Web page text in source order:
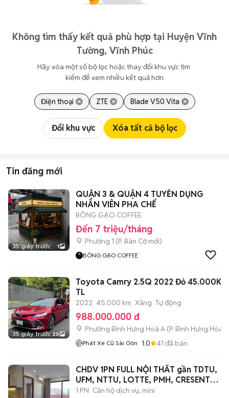
Không tìm thấy kết quả phù hợp tại Huyện Vĩnh
Tường, Vĩnh Phúc
Hãy xóa một số bộ lọc hoặc thay đổi khu vực tìm
kiếm để xem nhiều kết quả hơn
Điện thoại ZTE Blade V50 Vita
Đổi khu vực Xóa tất cả bộ lọc
Tin đăng mới
35 giây trước 1
QUẬN 3 & QUẬN 4 TUYỂN DỤNG
NHÂN VIÊN PHA CHẾ
BÔNG GẠO COFFEE
Đến 7 triệu/tháng
Phường 1 (P. Bàn Cờmới)
BÔNG GẠO COFFEE
35 giây trước 20
Toyota Camry 2.5Q 2022 Đỏ 45.000KM
TL
2022 45.000 km Xăng Tự động
988.000.000 đ
Phường Bình Hưng Hoà A (P. Bình Hưng Hòa
Phát Xe Cũ Sài Gòn 1.0 41 đã bán
CHDV 1PN FULL NỘI THẤT gần TDTU,
UFM, NTTU, LOTTE, PMH, CRESENT
MALL
1 PN Căn hộ dịch vụ, mini